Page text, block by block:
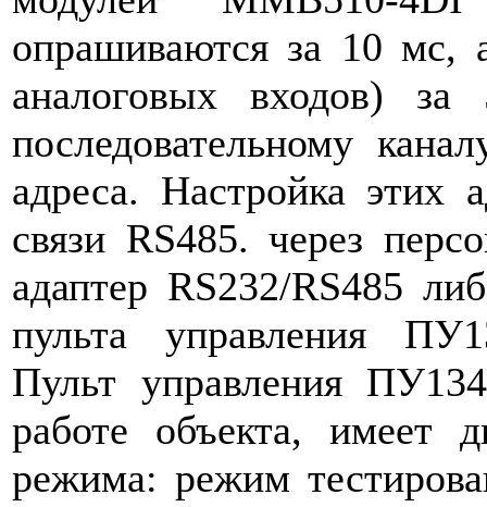
опрашиваются за 10
аналоговых входов)
последовательному
адреса. Настройка этих
связи RS485. через
адаптер RS232/RS485
пульта управления
Пульт управления
работе объекта, имеет
режима: режим